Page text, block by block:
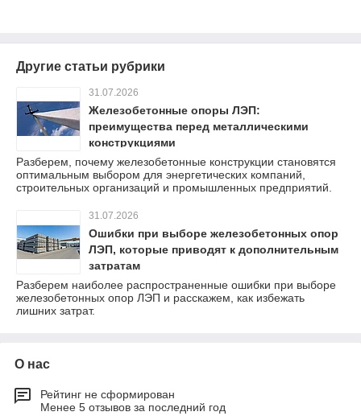
Другие статьи рубрики
31.07.2026
Железобетонные опоры ЛЭП:
преимущества перед металлическими
конструкциями
Разберем, почему железобетонные конструкции становятся
оптимальным выбором для энергетических компаний,
строительных организаций и промышленных предприятий.
31.07.2026
Ошибки при выборе железобетонных опор
ЛЭП, которые приводят к дополнительным
затратам
Разберем наиболее распространенные ошибки при выборе
железобетонных опор ЛЭП и расскажем, как избежать
лишних затрат.
О нас
Рейтинг не сформирован
Менее 5 отзывов за последний год